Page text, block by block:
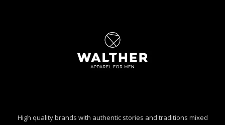
High quality brands with authentic stories and traditions mixed